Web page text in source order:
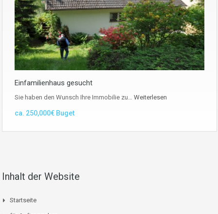
Einfamilienhaus gesucht
Sie haben den Wunsch Ihre Immobilie zu… Weiterlesen
ca. 250,000€ Buget
Inhalt der Website
Startseite